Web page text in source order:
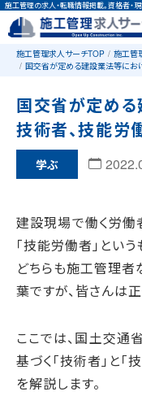
施工管理の求人・転職情報掲載。資格者・
施工管理求人サーチTOP 施工管
国交省が定める建設業法等にお
国交省が定める
技術者、技能労
学ぶ
建設現場で働く労働
「技能労働者」という
どちらも施工管理
葉ですが、皆さんは
ここでは、国土交
基づく「技術者」と
を解説します。